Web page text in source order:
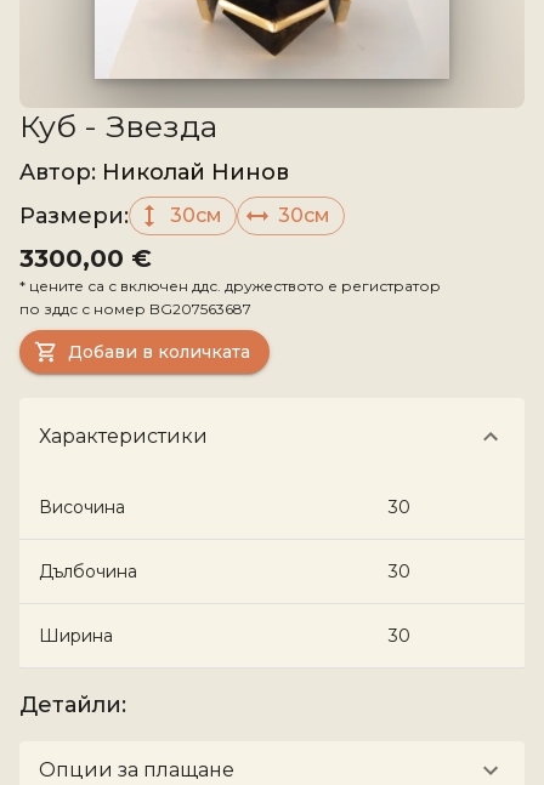
Куб - Звезда
Aвтор: Николай Нинов
Размери: 30см 30см
3300,00 €
* цените са с включен ддс. дружеството е регистратор
по зддс с номер BG207563687
Добави в количката
Характеристики
Височина 30
Дълбочина 30
Ширина 30
Детайли:
Опции за плащане